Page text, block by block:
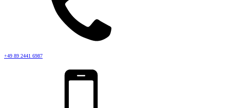
+49 89 2441 6987